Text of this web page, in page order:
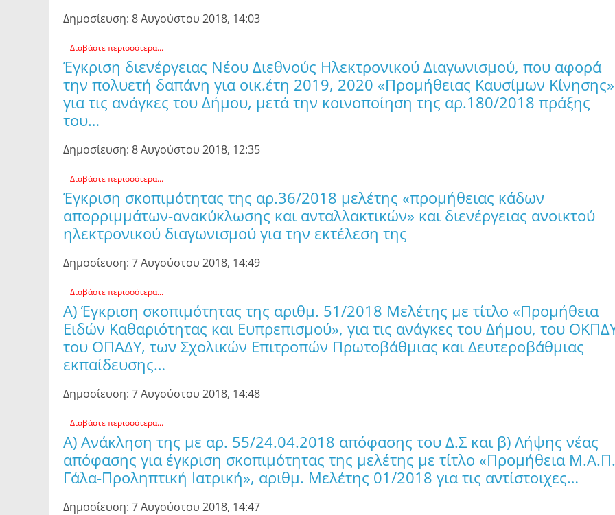
Δημοσίευση: 8 Αυγούστου 2018, 14:03
Διαβάστε περισσότερα...
Έγκριση διενέργειας Νέου Διεθνούς Ηλεκτρονικού Διαγωνισμού, που αφορά
την πολυετή δαπάνη για οικ.έτη 2019, 2020 «Προμήθειας Καυσίμων Κίνησης»
για τις ανάγκες του Δήμου, μετά την κοινοποίηση της αρ.180/2018 πράξης
του…
Δημοσίευση: 8 Αυγούστου 2018, 12:35
Διαβάστε περισσότερα...
Έγκριση σκοπιμότητας της αρ.36/2018 μελέτης «προμήθειας κάδων
απορριμμάτων-ανακύκλωσης και ανταλλακτικών» και διενέργειας ανοικτού
ηλεκτρονικού διαγωνισμού για την εκτέλεση της
Δημοσίευση: 7 Αυγούστου 2018, 14:49
Διαβάστε περισσότερα...
Α) Έγκριση σκοπιμότητας της αριθμ. 51/2018 Μελέτης με τίτλο «Προμήθεια
Ειδών Καθαριότητας και Ευπρεπισμού», για τις ανάγκες του Δήμου, του
του ΟΠΑΔΥ, των Σχολικών Επιτροπών Πρωτοβάθμιας και Δευτεροβάθμιας
εκπαίδευσης…
Δημοσίευση: 7 Αυγούστου 2018, 14:48
Διαβάστε περισσότερα...
Α) Ανάκληση της με αρ. 55/24.04.2018 απόφασης του Δ.Σ και β) Λήψης νέας
απόφασης για έγκριση σκοπιμότητας της μελέτης με τίτλο «Προμήθεια
Γάλα-Προληπτική Ιατρική», αριθμ. Μελέτης 01/2018 για τις αντίστοιχες…
Δημοσίευση: 7 Αυγούστου 2018, 14:47